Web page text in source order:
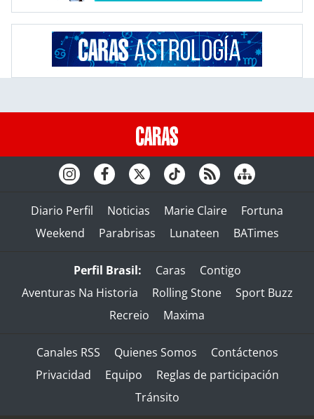
Diario Perfil Noticias Marie Claire
Fortuna
Weekend
Parabrisas Lunateen BATimes
Perfil Brasil: Caras
Contigo
Aventuras Na Historia
Rolling Stone
Sport Buzz
Recreio
Maxima
Canales RSS Quienes Somos
Contáctenos
Privacidad
Equipo
Reglas de participación
Tránsito